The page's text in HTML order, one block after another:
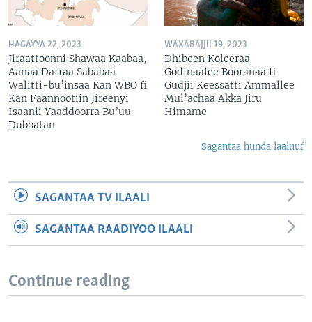
HAGAYYA 22, 2023
Jiraattoonni Shawaa Kaabaa,
Aanaa Darraa Sababaa
Walitti-bu’insaa Kan WBO fi
Kan Faannootiin Jireenyi
Isaanii Yaaddoorra Bu’uu
Dubbatan
WAXABAJJII 19, 2023
Dhibeen Koleeraa
Godinaalee Booranaa fi
Gudjii Keessatti Ammallee
Mul’achaa Akka Jiru
Himame
Sagantaa hunda laaluuf
SAGANTAA TV ILAALI
SAGANTAA RAADIYOO ILAALI
Continue reading